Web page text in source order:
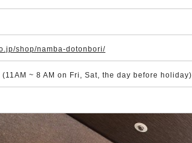
shop/namba-dotonbori/
(11AM ~ 8 AM on Fri, Sat, the day before holiday)